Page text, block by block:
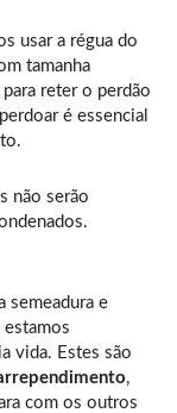
usar a régua do
tamanha
reter o perdão
é essencial
não serão
semeadura e
vida. Estes são
,
com os outros